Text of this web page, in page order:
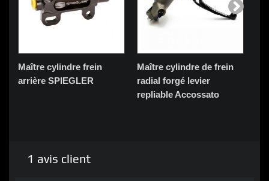
Maître cylindre frein
arrière SPIEGLER
Maître cylindre de frein
radial forgé levier
repliable Accossato
1 avis client